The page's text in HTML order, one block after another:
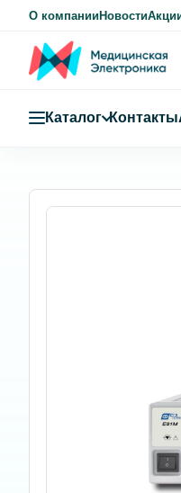
О компанииНовости
Каталог Контакты